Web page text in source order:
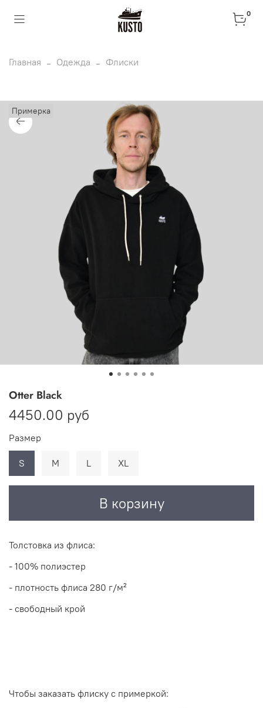
0
Главная Одежда Флиски
Примерка
Otter Black
4450.00 руб
В корзину
Размер
S M L XL
Толстовка из флиса:
- 100% полиэстер
- плотность флиса 280 г/м²
- свободный крой
Чтобы заказать флиску с примеркой: